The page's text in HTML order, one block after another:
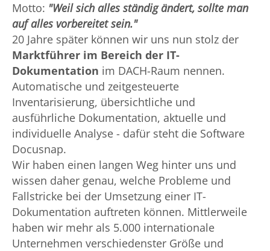
Motto: "Weil sich alles ständig ändert, sollte man
auf alles vorbereitet sein."
20 Jahre später können wir uns nun stolz der
Marktführer im Bereich der IT-
Dokumentation im DACH-Raum nennen.
Automatische und zeitgesteuerte
Inventarisierung, übersichtliche und
ausführliche Dokumentation, aktuelle und
individuelle Analyse - dafür steht die Software
Docusnap.
Wir haben einen langen Weg hinter uns und
wissen daher genau, welche Probleme und
Fallstricke bei der Umsetzung einer IT-
Dokumentation auftreten können. Mittlerweile
haben wir mehr als 5.000 internationale
Unternehmen verschiedenster Größe und